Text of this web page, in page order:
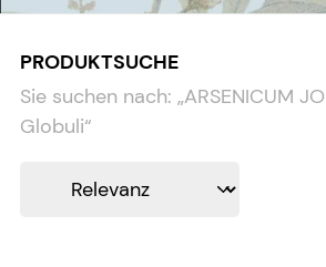
PRODUKTSUCHE
Sie suchen nach: „ARSENICUM
Globuli“